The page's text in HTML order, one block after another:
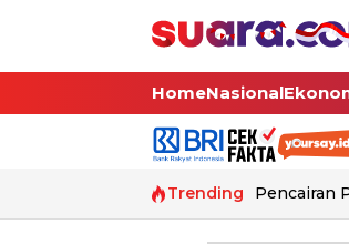
HomeNasional
Trending Pencairan